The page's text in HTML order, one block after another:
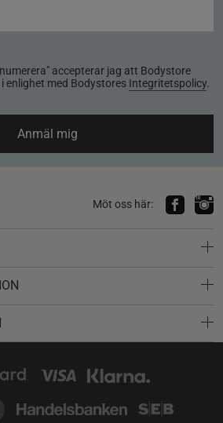
accepterar jag att Bodystore
enlighet med Bodystores Integritetspolicy.
Anmäl mig
Möt oss här: